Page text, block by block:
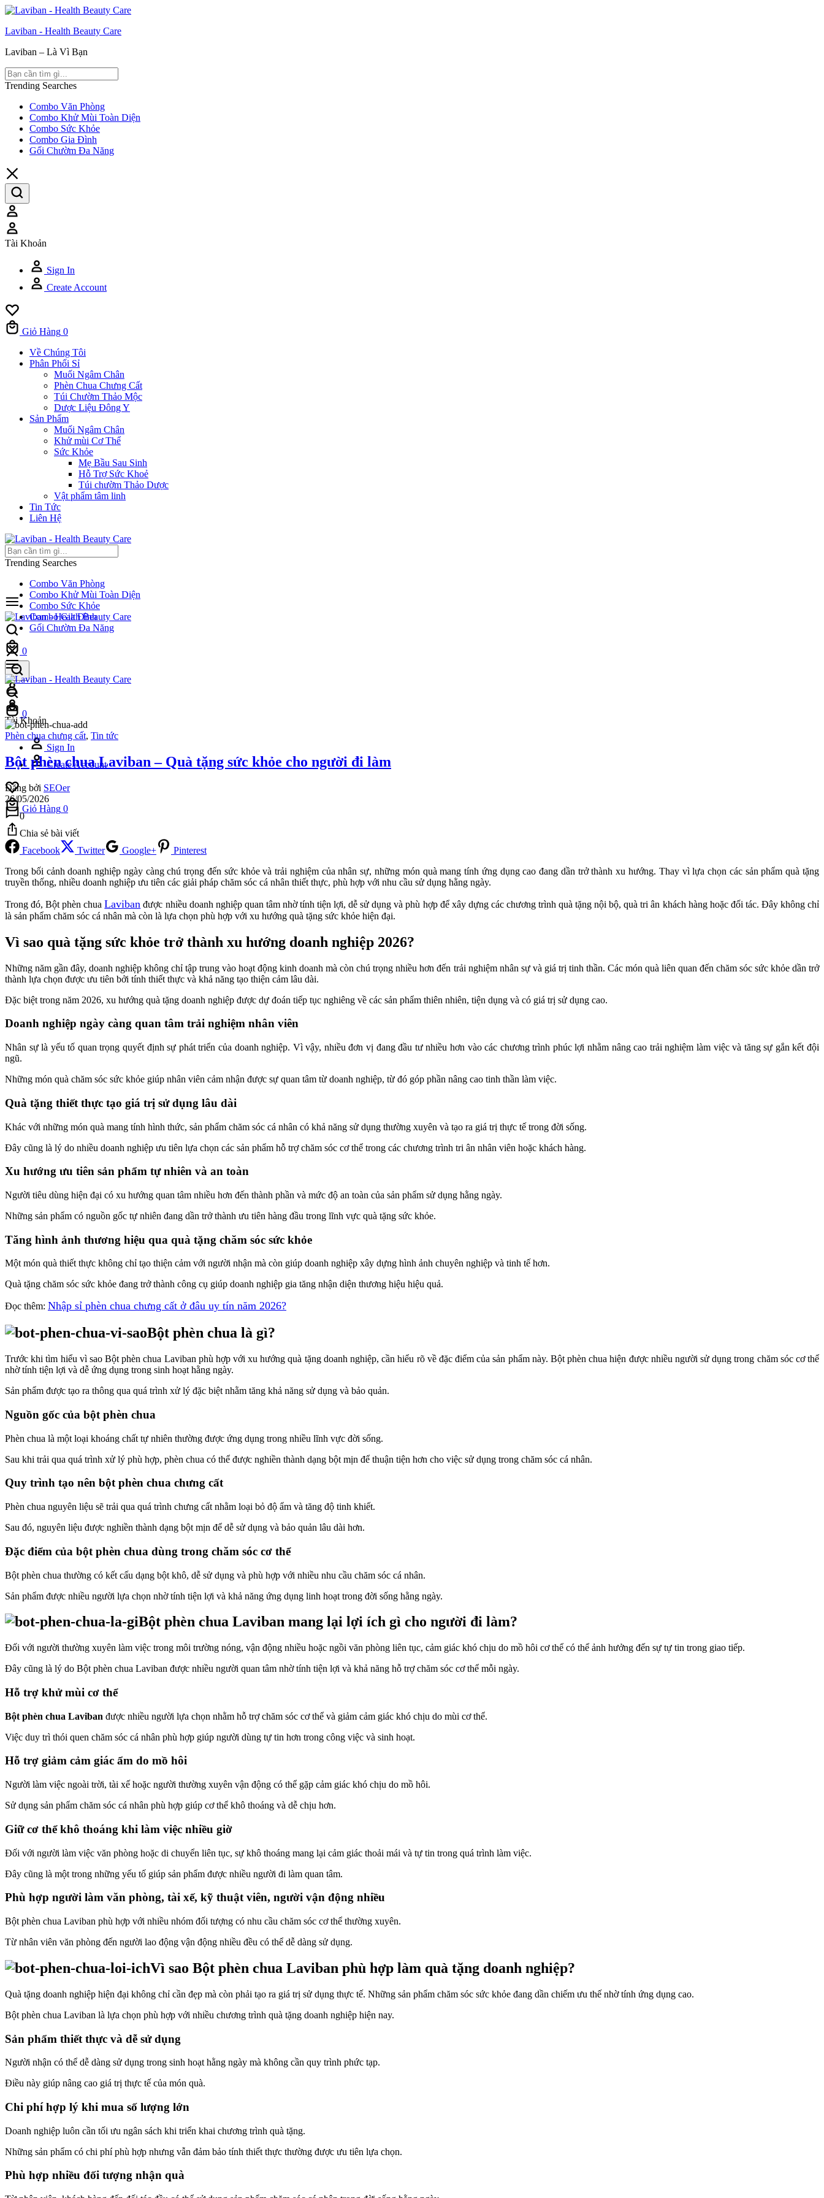
Laviban - Health Beauty Care
Laviban – Là Vì Bạn
Trending Searches
Combo Văn Phòng
Combo Khử Mùi Toàn Diện
Combo Sức Khỏe
Combo Gia Đình
Gối Chườm Đa Năng
Tài Khoản
Sign In
Create Account
Giỏ Hàng 0
Về Chúng Tôi
Phân Phối Sỉ
Muối Ngâm Chân
Phèn Chua Chưng Cất
Túi Chườm Thảo Mộc
Dược Liệu Đông Y
Sản Phẩm
Muối Ngâm Chân
Khử mùi Cơ Thể
Sức Khỏe
Mẹ Bầu Sau Sinh
Hỗ Trợ Sức Khoẻ
Túi chườm Thảo Dược
Vật phẩm tâm linh
Tin Tức
Liên Hệ
Trending Searches
Combo Văn Phòng
Combo Khử Mùi Toàn Diện
Combo Sức Khỏe
Combo Gia Đình
Gối Chườm Đa Năng
Tài Khoản
Sign In
Create Account
Giỏ Hàng 0
0
0
Phèn chua chưng cất, Tin tức
Bột phèn chua Laviban – Quà tặng sức khỏe cho người đi làm
Đăng bởi SEOer
26/05/2026
0
Chia sẻ bài viết
Facebook
Twitter Google+
Pinterest
Trong bối cảnh doanh nghiệp ngày càng chú trọng đến sức khỏe và trải nghiệm của nhân sự, những món quà mang tính ứng dụng cao đang dần trở thành xu hướng. Thay vì lựa chọn các sản phẩm quà tặng
truyền thống, nhiều doanh nghiệp ưu tiên các giải pháp chăm sóc cá nhân thiết thực, phù hợp với nhu cầu sử dụng hằng ngày.
Trong đó, Bột phèn chuaLaviban được nhiều doanh nghiệp quan tâm nhờ tính tiện lợi, dễ sử dụng và phù hợp để xây dựng các chương trình quà tặng nội bộ, quà tri ân khách hàng hoặc đối tác. Đây không chỉ
là sản phẩm chăm sóc cá nhân mà còn là lựa chọn phù hợp với xu hướng quà tặng sức khỏe hiện đại.
Vì sao quà tặng sức khỏe trở thành xu hướng doanh nghiệp 2026?
Những năm gần đây, doanh nghiệp không chỉ tập trung vào hoạt động kinh doanh mà còn chú trọng nhiều hơn đến trải nghiệm nhân sự và giá trị tinh thần. Các món quà liên quan đến chăm sóc sức khỏe dần trở
thành lựa chọn được ưu tiên bởi tính thiết thực và khả năng tạo thiện cảm lâu dài.
Đặc biệt trong năm 2026, xu hướng quà tặng doanh nghiệp được dự đoán tiếp tục nghiêng về các sản phẩm thiên nhiên, tiện dụng và có giá trị sử dụng cao.
Doanh nghiệp ngày càng quan tâm trải nghiệm nhân viên
Nhân sự là yếu tố quan trọng quyết định sự phát triển của doanh nghiệp. Vì vậy, nhiều đơn vị đang đầu tư nhiều hơn vào các chương trình phúc lợi nhằm nâng cao trải nghiệm làm việc và tăng sự gắn kết đội
ngũ.
Những món quà chăm sóc sức khỏe giúp nhân viên cảm nhận được sự quan tâm từ doanh nghiệp, từ đó góp phần nâng cao tinh thần làm việc.
Quà tặng thiết thực tạo giá trị sử dụng lâu dài
Khác với những món quà mang tính hình thức, sản phẩm chăm sóc cá nhân có khả năng sử dụng thường xuyên và tạo ra giá trị thực tế trong đời sống.
Đây cũng là lý do nhiều doanh nghiệp ưu tiên lựa chọn các sản phẩm hỗ trợ chăm sóc cơ thể trong các chương trình tri ân nhân viên hoặc khách hàng.
Xu hướng ưu tiên sản phẩm tự nhiên và an toàn
Người tiêu dùng hiện đại có xu hướng quan tâm nhiều hơn đến thành phần và mức độ an toàn của sản phẩm sử dụng hằng ngày.
Những sản phẩm có nguồn gốc tự nhiên đang dần trở thành ưu tiên hàng đầu trong lĩnh vực quà tặng sức khỏe.
Tăng hình ảnh thương hiệu qua quà tặng chăm sóc sức khỏe
Một món quà thiết thực không chỉ tạo thiện cảm với người nhận mà còn giúp doanh nghiệp xây dựng hình ảnh chuyên nghiệp và tinh tế hơn.
Quà tặng chăm sóc sức khỏe đang trở thành công cụ giúp doanh nghiệp gia tăng nhận diện thương hiệu hiệu quả.
Đọc thêm: Nhập sỉ phèn chua chưng cất ở đâu uy tín năm 2026?
Bột phèn chua là gì?
Trước khi tìm hiểu vì sao Bột phèn chua Laviban phù hợp với xu hướng quà tặng doanh nghiệp, cần hiểu rõ về đặc điểm của sản phẩm này. Bột phèn chua hiện được nhiều người sử dụng trong chăm sóc cơ thể
nhờ tính tiện lợi và dễ ứng dụng trong sinh hoạt hằng ngày.
Sản phẩm được tạo ra thông qua quá trình xử lý đặc biệt nhằm tăng khả năng sử dụng và bảo quản.
Nguồn gốc của bột phèn chua
Phèn chua là một loại khoáng chất tự nhiên thường được ứng dụng trong nhiều lĩnh vực đời sống.
Sau khi trải qua quá trình xử lý phù hợp, phèn chua có thể được nghiền thành dạng bột mịn để thuận tiện hơn cho việc sử dụng trong chăm sóc cá nhân.
Quy trình tạo nên bột phèn chua chưng cất
Phèn chua nguyên liệu sẽ trải qua quá trình chưng cất nhằm loại bỏ độ ẩm và tăng độ tinh khiết.
Sau đó, nguyên liệu được nghiền thành dạng bột mịn để dễ sử dụng và bảo quản lâu dài hơn.
Đặc điểm của bột phèn chua dùng trong chăm sóc cơ thể
Bột phèn chua thường có kết cấu dạng bột khô, dễ sử dụng và phù hợp với nhiều nhu cầu chăm sóc cá nhân.
Sản phẩm được nhiều người lựa chọn nhờ tính tiện lợi và khả năng ứng dụng linh hoạt trong đời sống hằng ngày.
Bột phèn chua Laviban mang lại lợi ích gì cho người đi làm?
Đối với người thường xuyên làm việc trong môi trường nóng, vận động nhiều hoặc ngồi văn phòng liên tục, cảm giác khó chịu do mồ hôi cơ thể có thể ảnh hưởng đến sự tự tin trong giao tiếp.
Đây cũng là lý do Bột phèn chua Laviban được nhiều người quan tâm nhờ tính tiện lợi và khả năng hỗ trợ chăm sóc cơ thể mỗi ngày.
Hỗ trợ khử mùi cơ thể
Bột phèn chua Laviban được nhiều người lựa chọn nhằm hỗ trợ chăm sóc cơ thể và giảm cảm giác khó chịu do mùi cơ thể.
Việc duy trì thói quen chăm sóc cá nhân phù hợp giúp người dùng tự tin hơn trong công việc và sinh hoạt.
Hỗ trợ giảm cảm giác ẩm do mồ hôi
Người làm việc ngoài trời, tài xế hoặc người thường xuyên vận động có thể gặp cảm giác khó chịu do mồ hôi.
Sử dụng sản phẩm chăm sóc cá nhân phù hợp giúp cơ thể khô thoáng và dễ chịu hơn.
Giữ cơ thể khô thoáng khi làm việc nhiều giờ
Đối với người làm việc văn phòng hoặc di chuyển liên tục, sự khô thoáng mang lại cảm giác thoải mái và tự tin trong quá trình làm việc.
Đây cũng là một trong những yếu tố giúp sản phẩm được nhiều người đi làm quan tâm.
Phù hợp người làm văn phòng, tài xế, kỹ thuật viên, người vận động nhiều
Bột phèn chua Laviban phù hợp với nhiều nhóm đối tượng có nhu cầu chăm sóc cơ thể thường xuyên.
Từ nhân viên văn phòng đến người lao động vận động nhiều đều có thể dễ dàng sử dụng.
Vì sao Bột phèn chua Laviban phù hợp làm quà tặng doanh nghiệp?
Quà tặng doanh nghiệp hiện đại không chỉ cần đẹp mà còn phải tạo ra giá trị sử dụng thực tế. Những sản phẩm chăm sóc sức khỏe đang dần chiếm ưu thế nhờ tính ứng dụng cao.
Bột phèn chua Laviban là lựa chọn phù hợp với nhiều chương trình quà tặng doanh nghiệp hiện nay.
Sản phẩm thiết thực và dễ sử dụng
Người nhận có thể dễ dàng sử dụng trong sinh hoạt hằng ngày mà không cần quy trình phức tạp.
Điều này giúp nâng cao giá trị thực tế của món quà.
Chi phí hợp lý khi mua số lượng lớn
Doanh nghiệp luôn cần tối ưu ngân sách khi triển khai chương trình quà tặng.
Những sản phẩm có chi phí phù hợp nhưng vẫn đảm bảo tính thiết thực thường được ưu tiên lựa chọn.
Phù hợp nhiều đối tượng nhận quà